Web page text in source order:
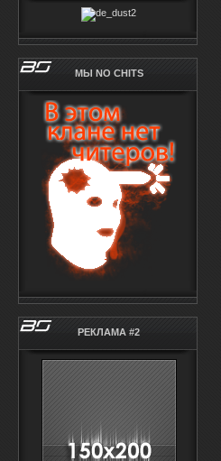
МЫ NO CHITS
РЕКЛАМА #2